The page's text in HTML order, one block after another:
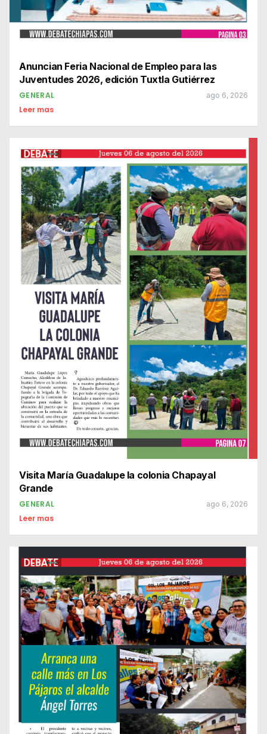
Anuncian Feria Nacional de Empleo para las
Juventudes 2026, edición Tuxtla Gutiérrez
GENERAL ago 6, 2026
Leer mas
Visita María Guadalupe la colonia Chapayal
Grande
GENERAL ago 6, 2026
Leer mas